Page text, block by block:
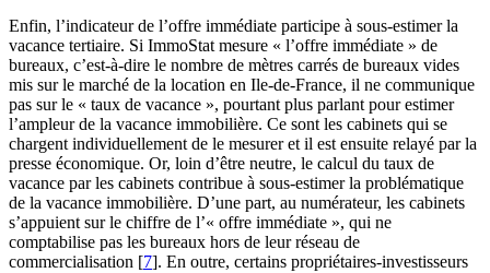
Enfin, l’indicateur de l’offre immédiate participe à sous-estimer la
vacance tertiaire. Si ImmoStat mesure « l’offre immédiate » de
bureaux, c’est-à-dire le nombre de mètres carrés de bureaux vides
mis sur le marché de la location en Ile-de-France, il ne communique
pas sur le « taux de vacance », pourtant plus parlant pour estimer
l’ampleur de la vacance immobilière. Ce sont les cabinets qui se
chargent individuellement de le mesurer et il est ensuite relayé par la
presse économique. Or, loin d’être neutre, le calcul du taux de
vacance par les cabinets contribue à sous-estimer la problématique
de la vacance immobilière. D’une part, au numérateur, les cabinets
s’appuient sur le chiffre de l’« offre immédiate », qui ne
comptabilise pas les bureaux hors de leur réseau de
commercialisation [7]. En outre, certains propriétaires-investisseurs